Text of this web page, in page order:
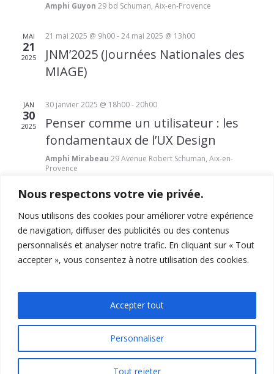
Nous respectons votre vie privée.
Nous utilisons des cookies pour améliorer votre expérience
de navigation, diffuser des publicités ou des contenus
personnalisés et analyser notre trafic. En cliquant sur « Tout
accepter », vous consentez à notre utilisation des cookies.
Personnaliser
Tout rejeter
Accepter tout
Amphi Guyon 29 bd Schuman, Aix-en-Provence
MAI
21
2025
21 mai 2025 @ 9h00-24 mai 2025 @ 13h00
JNM’2025 (Journées Nationales des
MIAGE)
JAN
30
2025
30 janvier 2025 @ 18h00-20h00
Penser comme un utilisateur : les
fondamentaux de l’UX Design
Amphi Mirabeau 29 Avenue Robert Schuman, Aix-en-
Provence
15-19 Allée Claude Forbin
feg-miage-aix@univ-amu.fr